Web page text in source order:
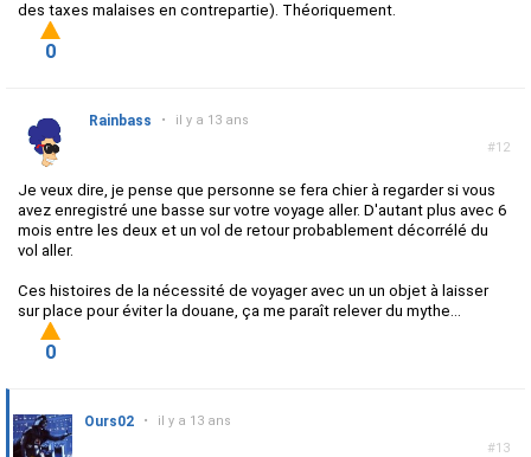
des taxes malaises en contrepartie). Théoriquement.
0
#12
Rainbass • il y a 13 ans
Je veux dire, je pense que personne se fera chier à regarder si vous
avez enregistré une basse sur votre voyage aller. D'autant plus avec 6
mois entre les deux et un vol de retour probablement décorrélé du
vol aller.
Ces histoires de la nécessité de voyager avec un un objet à laisser
sur place pour éviter la douane, ça me paraît relever du mythe...
0
#13
Ours02 • il y a 13 ans